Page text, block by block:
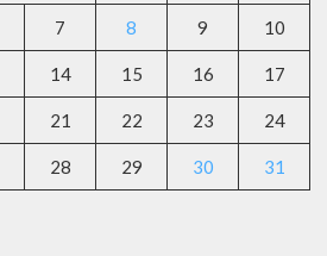
7 8 9 10
14 15 16 17
21 22 23 24
28 29 30 31